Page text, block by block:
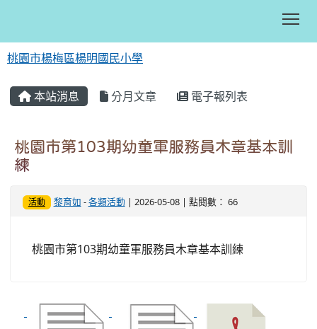
桃園市楊梅區楊明國民小學
本站消息 分月文章 電子報列表
桃園市第103期幼童軍服務員木章基本訓
練
活動 黎育如 -各類活動 | 2026-05-08 | 點閱數： 66
桃園市第103期幼童軍服務員木章基本訓練